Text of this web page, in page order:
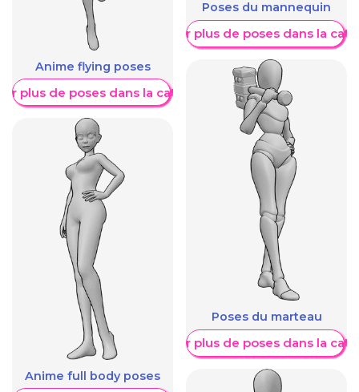
Anime flying poses
plus de poses dans la catégorie
Anime full body poses
Poses du mannequin
Afficher plus de poses dans la
Poses du marteau
Afficher plus de poses dans la